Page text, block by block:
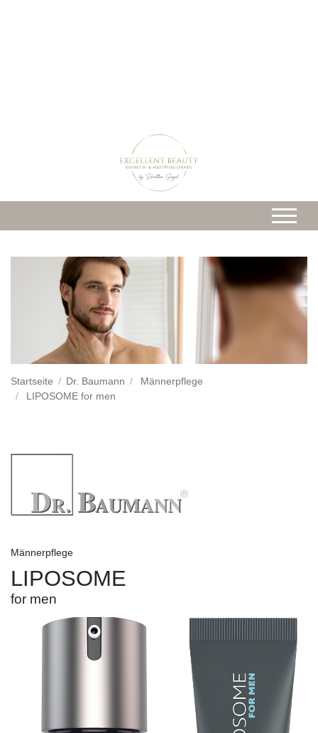
Startseite Dr. Baumann
Männerpflege
LIPOSOME for men
Männerpflege
LIPOSOME
for men